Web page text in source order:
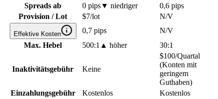
Spreads ab
0 pips▼ niedriger
0,6 pips
Provision / Lot
$7/lot N/V
Effektive Kosten 0,7 pips
N/V
Max. Hebel
500:1 ▲ höher 30:1
Inaktivitätsgebühr Keine
$100/Quartal
(Konten mit
geringem
Guthaben)
Einzahlungsgebühr
Kostenlos Kostenlos